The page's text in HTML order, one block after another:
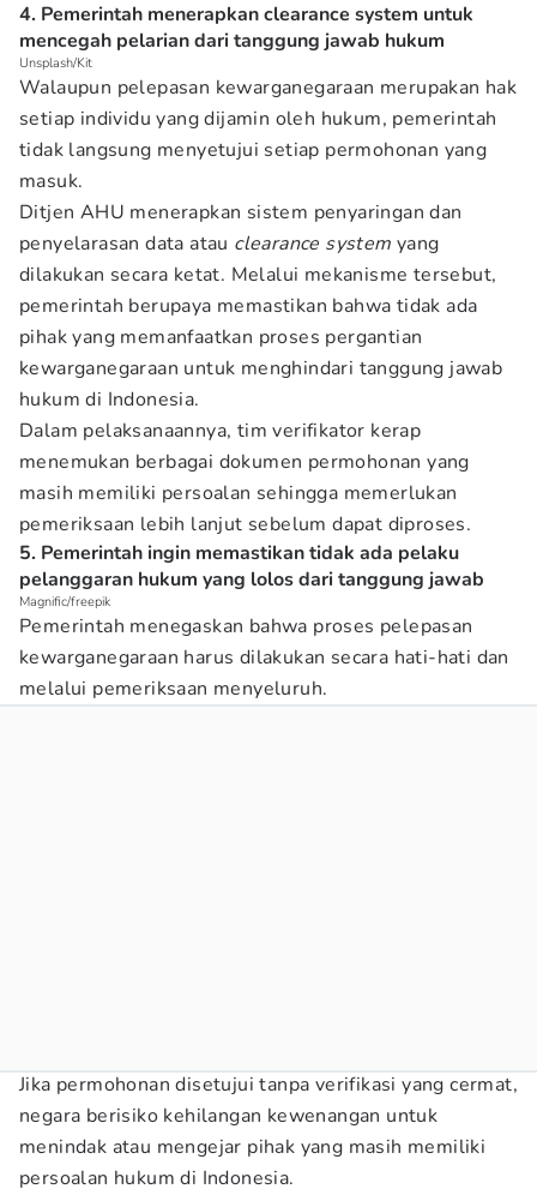
4. Pemerintah menerapkan clearance system untuk
mencegah pelarian dari tanggung jawab hukum
Unsplash/Kit
Walaupun pelepasan kewarganegaraan merupakan hak
setiap individu yang dijamin oleh hukum, pemerintah
tidak langsung menyetujui setiap permohonan yang
masuk.
Ditjen AHU menerapkan sistem penyaringan dan
penyelarasan data atau clearance system yang
dilakukan secara ketat. Melalui mekanisme tersebut,
pemerintah berupaya memastikan bahwa tidak ada
pihak yang memanfaatkan proses pergantian
kewarganegaraan untuk menghindari tanggung jawab
hukum di Indonesia.
Dalam pelaksanaannya, tim verifikator kerap
menemukan berbagai dokumen permohonan yang
masih memiliki persoalan sehingga memerlukan
pemeriksaan lebih lanjut sebelum dapat diproses.
5. Pemerintah ingin memastikan tidak ada pelaku
pelanggaran hukum yang lolos dari tanggung jawab
Magnific/freepik
Pemerintah menegaskan bahwa proses pelepasan
kewarganegaraan harus dilakukan secara hati-hati dan
melalui pemeriksaan menyeluruh.
Jika permohonan disetujui tanpa verifikasi yang cermat,
negara berisiko kehilangan kewenangan untuk
menindak atau mengejar pihak yang masih memiliki
persoalan hukum di Indonesia.